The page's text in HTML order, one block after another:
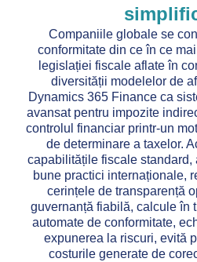
Companiile globale se
conformitate din ce în ce
legislației fiscale aflate în
diversității modelelor de
Dynamics 365 Finance ca
avansat pentru impozite
controlul financiar printr-un
de determinare a taxelor.
capabilitățile fiscale
bune practici internaționale,
cerințele de transparență
guvernanță fiabilă, calcule în
automate de conformitate,
expunerea la riscuri, evită
costurile generate de